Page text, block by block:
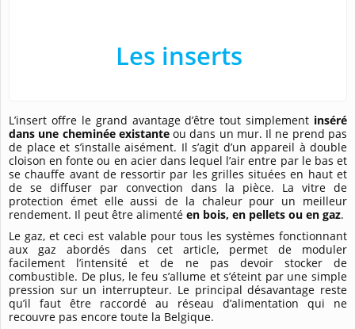
Les inserts
L’insert offre le grand avantage d’être tout simplement inséré
dans une cheminée existanteou dans un mur. Il ne prend pas
de place et s’installe aisément. Il s’agit d’un appareil à double
cloison en fonte ou en acier dans lequel l’air entre par le bas et
se chauffe avant de ressortir par les grilles situées en haut et
de se diffuser par convection dans la pièce. La vitre de
protection émet elle aussi de la chaleur pour un meilleur
rendement. Il peut être alimenté en bois, en pellets ou en gaz.
Le gaz, et ceci est valable pour tous les systèmes fonctionnant
aux gaz abordés dans cet article, permet de moduler
facilement l’intensité et de ne pas devoir stocker de
combustible. De plus, le feu s’allume et s’éteint par une simple
pression sur un interrupteur. Le principal désavantage reste
qu’il faut être raccordé au réseau d’alimentation qui ne
recouvre pas encore toute la Belgique.